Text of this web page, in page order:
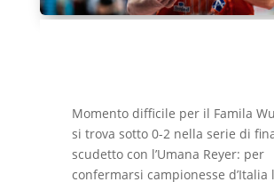
Momento difficile per il Famila
si trova sotto 0-2 nella serie di
scudetto con l’Umana Reyer: per
confermarsi campionesse d’Italia